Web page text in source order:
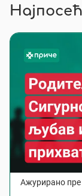
Ажурирано пре